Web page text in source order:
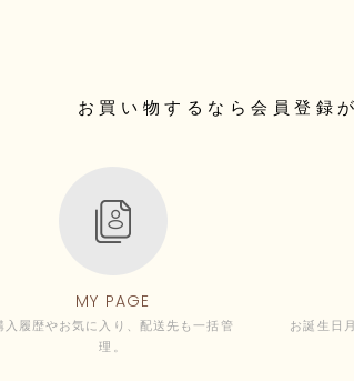
お買い物するなら会員登録
MY PAGE
入履歴やお気に入り、配送先も一括管
理。
お誕生日